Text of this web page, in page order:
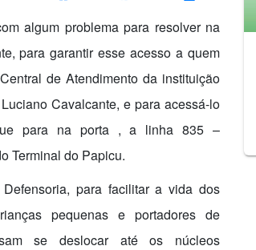
algum problema para resolver na
para garantir esse acesso a quem
de Atendimento da instituição
Cavalcante, e para acessá-lo
para na porta , a linha 835 –
Terminal do Papicu.
para facilitar a vida dos
pequenas e portadores de
se deslocar até os núcleos